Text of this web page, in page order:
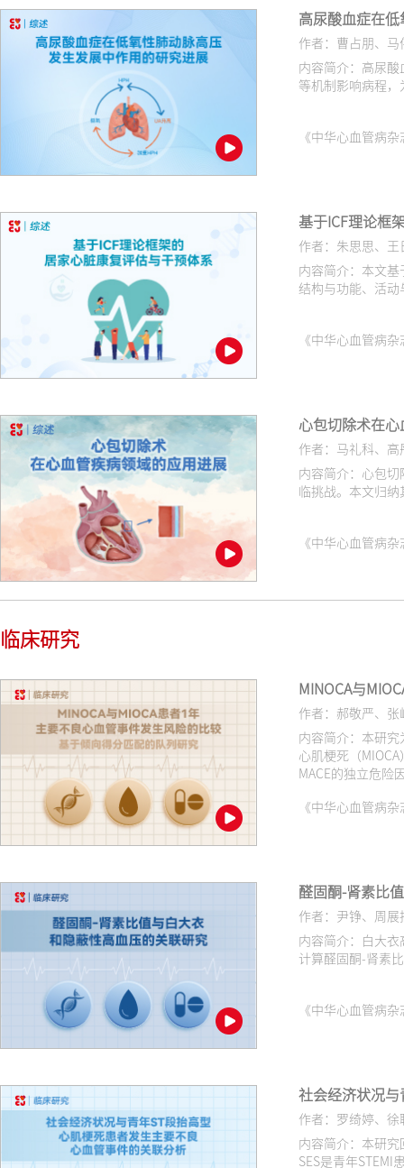
高尿酸血症在
作者：曹占朋、
内容简介：高尿
等机制影响病程
《中华心血管病
基于ICF理论框
作者：朱思思、
内容简介：本文
结构与功能、活
《中华心血管病
心包切除术在
作者：马礼科、
内容简介：心包
临挑战。本文归
《中华心血管病
临床研究
MINOCA与
作者：郝敬严、
内容简介：本研
心肌梗死（
MACE的独立危险
《中华心血管病
醛固酮‑肾素比
作者：尹铮、周
内容简介：白大
计算醛固酮-肾素
《中华心血管病
社会经济状况
作者：罗绮婷、
内容简介：本研究
SES是青年STEMI